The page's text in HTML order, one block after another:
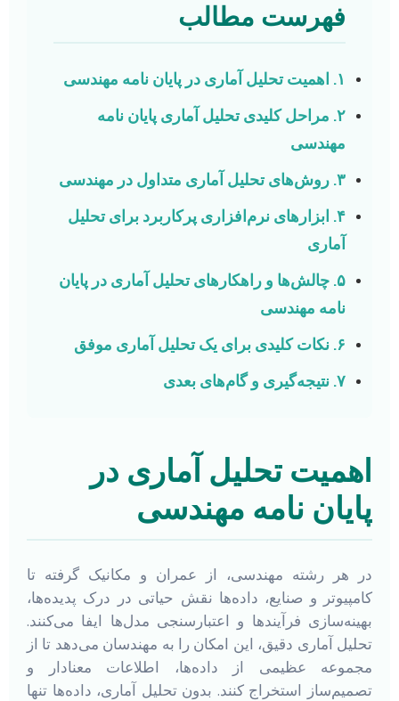
فهرست مطالب
۱. اهمیت تحلیل آماری در پایان نامه مهندسی
۲. مراحل کلیدی تحلیل آماری پایان نامه
مهندسی
۳. روش‌های تحلیل آماری متداول در مهندسی
۴. ابزارهای نرم‌افزاری پرکاربرد برای تحلیل
آماری
۵. چالش‌ها و راهکارهای تحلیل آماری در پایان
نامه مهندسی
۶. نکات کلیدی برای یک تحلیل آماری موفق
۷. نتیجه‌گیری و گام‌های بعدی
اهمیت تحلیل آماری در
پایان نامه مهندسی
در هر رشته مهندسی، از عمران و مکانیک گرفته تا
کامپیوتر و صنایع، داده‌ها نقش حیاتی در درک پدیده‌ها،
بهینه‌سازی فرآیندها و اعتبارسنجی مدل‌ها ایفا می‌کنند.
تحلیل آماری دقیق، این امکان را به مهندسان می‌دهد تا از
مجموعه عظیمی از داده‌ها، اطلاعات معنادار و
تصمیم‌ساز استخراج کنند. بدون تحلیل آماری، داده‌ها تنها